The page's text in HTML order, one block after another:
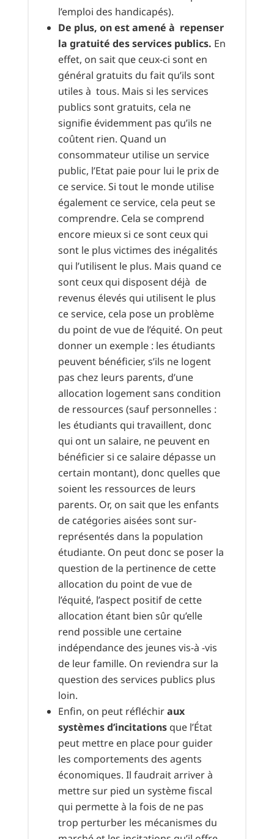
l’emploi des handicapés).
De plus, on est amené à repenser
la gratuité des services publics. En
effet, on sait que ceux-ci sont en
général gratuits du fait qu’ils sont
utiles à tous. Mais si les services
publics sont gratuits, cela ne
signifie évidemment pas qu’ils ne
coûtent rien. Quand un
consommateur utilise un service
public, l’Etat paie pour lui le prix de
ce service. Si tout le monde utilise
également ce service, cela peut se
comprendre. Cela se comprend
encore mieux si ce sont ceux qui
sont le plus victimes des inégalités
qui l’utilisent le plus. Mais quand ce
sont ceux qui disposent déjà de
revenus élevés qui utilisent le plus
ce service, cela pose un problème
du point de vue de l’équité. On peut
donner un exemple : les étudiants
peuvent bénéficier, s’ils ne logent
pas chez leurs parents, d’une
allocation logement sans condition
de ressources (sauf personnelles :
les étudiants qui travaillent, donc
qui ont un salaire, ne peuvent en
bénéficier si ce salaire dépasse un
certain montant), donc quelles que
soient les ressources de leurs
parents. Or, on sait que les enfants
de catégories aisées sont sur-
représentés dans la population
étudiante. On peut donc se poser la
question de la pertinence de cette
allocation du point de vue de
l’équité, l’aspect positif de cette
allocation étant bien sûr qu’elle
rend possible une certaine
indépendance des jeunes vis-à -vis
de leur famille. On reviendra sur la
question des services publics plus
loin.
Enfin, on peut réfléchiraux
systèmes d’incitationsque l’État
peut mettre en place pour guider
les comportements des agents
économiques. Il faudrait arriver à
mettre sur pied un système fiscal
qui permette à la fois de ne pas
trop perturber les mécanismes du